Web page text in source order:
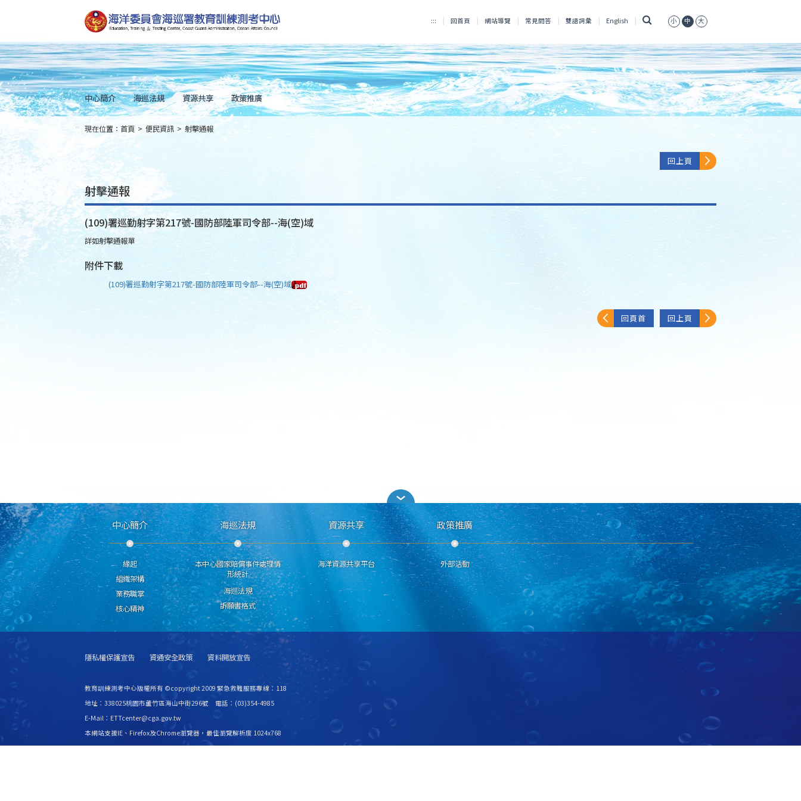
到
主
要
內
容
Skip
to
main
content
::: 回首頁 網站導覽 常見問答 雙語詞彙 English 小 中 大
中心簡介 海巡法規 資源共享 政策推廣
::: 現在位置： 首頁 > 便民資訊 > 射擊通報
回上頁
射擊通報
(109)署巡勤射字第217號-國防部陸軍司令部--海(空)域
詳如射擊通報單
附件下載
(109)署巡勤射字第217號-國防部陸軍司令部--海(空)域
回頁首 回上頁
中心簡介
緣起
組織架構
業務職掌
核心精神
海巡法規
本中心國家賠償事件處理情
形統計
海巡法規
訴願書格式
資源共享
海洋資源共享平台
政策推廣
外部活動
隱私權保護宣告 資通安全政策 資料開放宣告
教育訓練測考中心版權所有 ©copyright 2009 緊急救難服務專線：118
地址：338025桃園市蘆竹區海山中街296號 電話：(03)354-4985
E-Mail：ETTcenter@cga.gov.tw
本網站支援IE、Firefox及Chrome瀏覽器，最佳瀏覽解析度 1024x768
更新日期115年08月09日 瀏覽人次2533970